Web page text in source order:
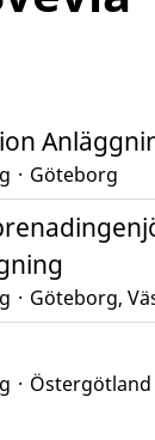
· Göteborg
· Göteborg,
· Östergötland